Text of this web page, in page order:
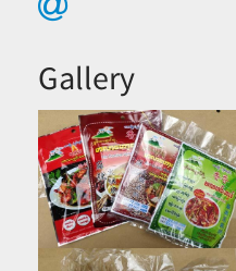
Gallery